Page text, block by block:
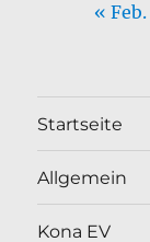
« Feb.
Startseite
Allgemein
Kona EV